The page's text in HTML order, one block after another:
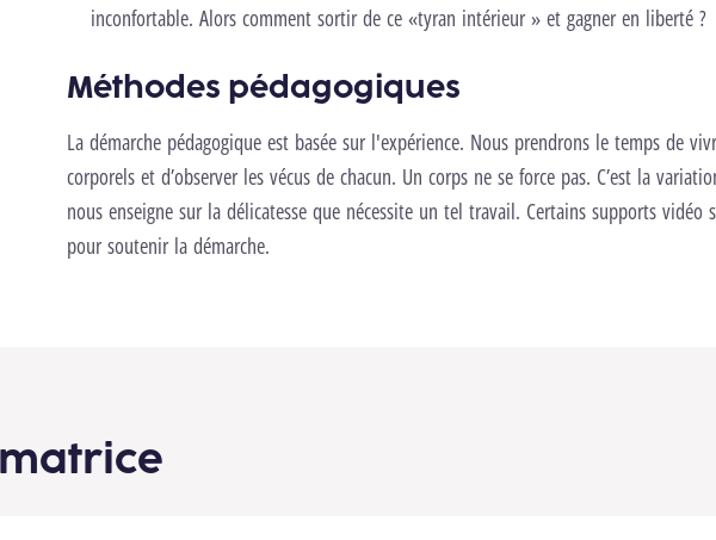
inconfortable. Alors comment sortir de ce «tyran intérieur » et gagner en liberté ?
Méthodes pédagogiques
La démarche pédagogique est basée sur l'expérience. Nous prendrons le temps de
corporels et d’observer les vécus de chacun. Un corps ne se force pas. C’est la
nous enseigne sur la délicatesse que nécessite un tel travail. Certains supports vidéo
pour soutenir la démarche.